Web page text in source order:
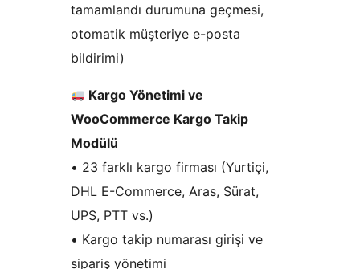
tamamlandı durumuna geçmesi,
otomatik müşteriye e-posta
bildirimi)
Kargo Yönetimi ve
WooCommerce Kargo Takip
Modülü
• 23 farklı kargo firması (Yurtiçi,
DHL E-Commerce, Aras, Sürat,
UPS, PTT vs.)
• Kargo takip numarası girişi ve
sipariş yönetimi